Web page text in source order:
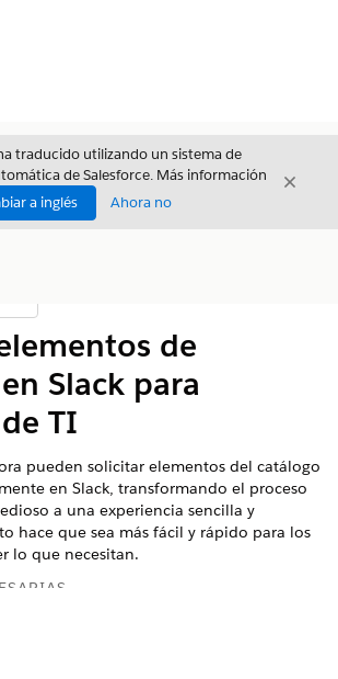
traducido utilizando un sistema de
de Salesforce. Más información
a inglés Ahora no
Cerrar
de materias
de
Slack para
TI
pueden solicitar elementos del catálogo
en Slack, transformando el proceso
a una experiencia sencilla y
hace que sea más fácil y rápido para los
lo que necesitan.